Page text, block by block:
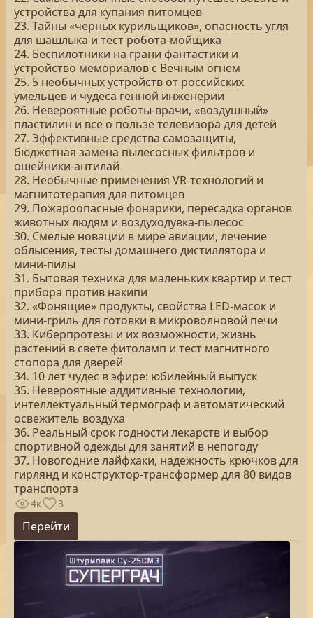
устройства для купания питомцев
23. Тайны «черных курильщиков», опасность угля
для шашлыка и тест робота-мойщика
24. Беспилотники на грани фантастики и
устройство мемориалов с Вечным огнем
25. 5 необычных устройств от российских
умельцев и чудеса генной инженерии
26. Невероятные роботы-врачи, «воздушный»
пластилин и все о пользе телевизора для детей
27. Эффективные средства самозащиты,
бюджетная замена пылесосных фильтров и
ошейники-антилай
28. Необычные применения VR-технологий и
магнитотерапия для питомцев
29. Пожароопасные фонарики, пересадка органов
животных людям и воздуходувка-пылесос
30. Смелые новации в мире авиации, лечение
облысения, тесты домашнего дистиллятора и
мини-пилы
31. Бытовая техника для маленьких квартир и тест
прибора против накипи
32. «Фонящие» продукты, свойства LED-масок и
мини-гриль для готовки в микроволновой печи
33. Киберпротезы и их возможности, жизнь
растений в свете фитоламп и тест магнитного
стопора для дверей
34. 10 лет чудес в эфире: юбилейный выпуск
35. Невероятные аддитивные технологии,
интеллектуальный термограф и автоматический
освежитель воздуха
36. Реальный срок годности лекарств и выбор
спортивной одежды для занятий в непогоду
37. Новогодние лайфхаки, надежность крючков для
гирлянд и конструктор-трансформер для 80 видов
транспорта
4к 3
Перейти